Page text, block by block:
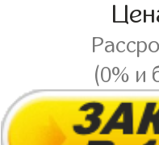
(0% и